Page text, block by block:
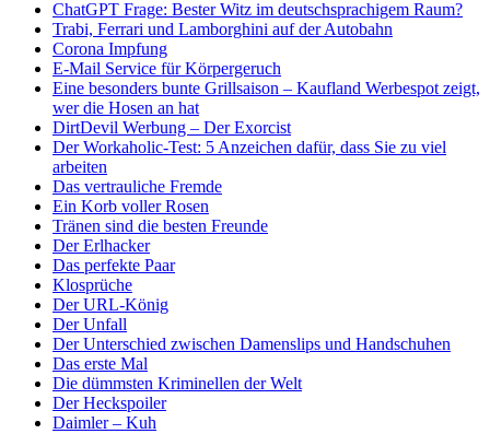
ChatGPT Frage: Bester Witz im deutschsprachigem Raum?
Trabi, Ferrari und Lamborghini auf der Autobahn
Corona Impfung
E-Mail Service für Körpergeruch
Eine besonders bunte Grillsaison – Kaufland Werbespot zeigt,
wer die Hosen an hat
DirtDevil Werbung – Der Exorcist
Der Workaholic-Test: 5 Anzeichen dafür, dass Sie zu viel
arbeiten
Das vertrauliche Fremde
Ein Korb voller Rosen
Tränen sind die besten Freunde
Der Erlhacker
Das perfekte Paar
Klosprüche
Der URL-König
Der Unfall
Der Unterschied zwischen Damenslips und Handschuhen
Das erste Mal
Die dümmsten Kriminellen der Welt
Der Heckspoiler
Daimler – Kuh